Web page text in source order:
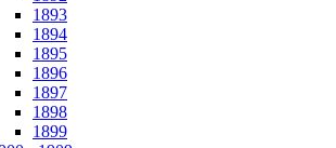
1893
1894
1895
1896
1897
1898
1899